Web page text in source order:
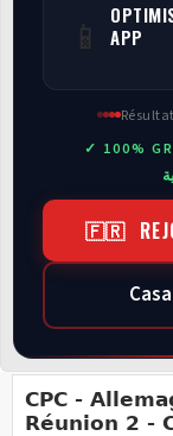
📱
APP
✓ 100%
🇫🇷
CPC -
Réunion 2 -